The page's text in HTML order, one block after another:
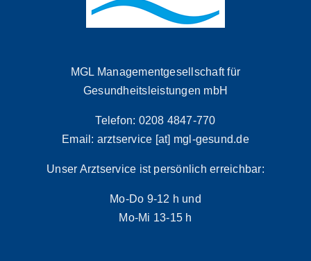
MGL Managementgesellschaft für
Gesundheitsleistungen mbH
Telefon: 0208 4847-770
Email: arztservice [at] mgl-gesund.de
Unser Arztservice ist persönlich erreichbar:
Mo-Do 9-12 h und
Mo-Mi 13-15 h